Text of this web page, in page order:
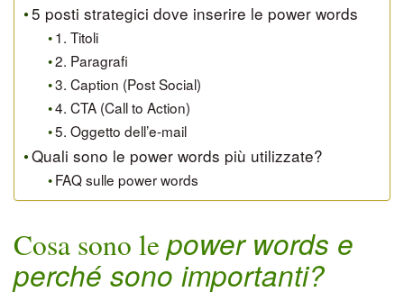
5 posti strategici dove inserire le power words
1. Titoli
2. Paragrafi
3. Caption (Post Social)
4. CTA (Call to Action)
5. Oggetto dell’e-mail
Quali sono le power words più utilizzate?
FAQ sulle power words
Cosa sono le power words e
perché sono importanti?